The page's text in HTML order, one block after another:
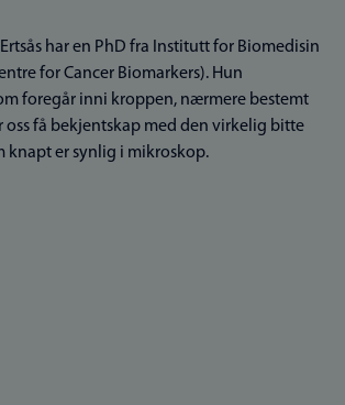
har en PhD fra Institutt for Biomedisin
for Cancer Biomarkers). Hun
foregår inni kroppen, nærmere bestemt
oss få bekjentskap med den virkelig bitte
knapt er synlig i mikroskop.